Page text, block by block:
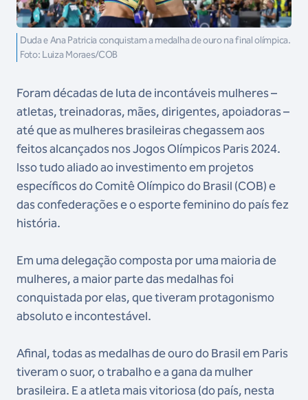
Duda e Ana Patricia conquistam a medalha de ouro na final olímpica.
Foto: Luiza Moraes/COB
Foram décadas de luta de incontáveis mulheres –
atletas, treinadoras, mães, dirigentes, apoiadoras –
até que as mulheres brasileiras chegassem aos
feitos alcançados nos Jogos Olímpicos Paris 2024.
Isso tudo aliado ao investimento em projetos
específicos do Comitê Olímpico do Brasil (COB) e
das confederações e o esporte feminino do país fez
história.
Em uma delegação composta por uma maioria de
mulheres, a maior parte das medalhas foi
conquistada por elas, que tiveram protagonismo
absoluto e incontestável.
Afinal, todas as medalhas de ouro do Brasil em Paris
tiveram o suor, o trabalho e a gana da mulher
brasileira. E a atleta mais vitoriosa (do país, nesta